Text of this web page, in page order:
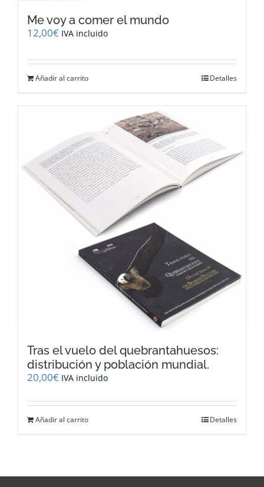
Me voy a comer el mundo
12,00€ IVA incluido
Añadir al carrito Detalles
Tras el vuelo del quebrantahuesos:
distribución y población mundial.
20,00€ IVA incluido
Añadir al carrito Detalles